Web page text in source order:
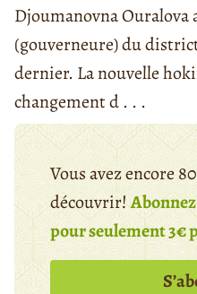
Djoumanovna Ouralova
(gouverneure) du
dernier. La nouvelle
changement d . . .
Vous avez encore
découvrir!
pour seulement 3€